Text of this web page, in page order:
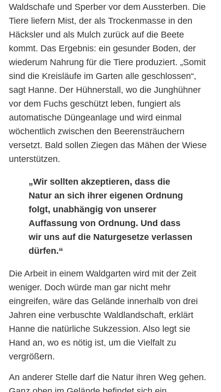
Waldschafe und Sperber vor dem Aussterben. Die
Tiere liefern Mist, der als Trockenmasse in den
Häcksler und als Mulch zurück auf die Beete
kommt. Das Ergebnis: ein gesunder Boden, der
wiederum Nahrung für die Tiere produziert. „Somit
sind die Kreisläufe im Garten alle geschlossen“,
sagt Hanne. Der Hühnerstall, wo die Junghühner
vor dem Fuchs geschützt leben, fungiert als
automatische Düngeanlage und wird einmal
wöchentlich zwischen den Beerensträuchern
versetzt. Bald sollen Ziegen das Mähen der Wiese
unterstützen.
„Wir sollten akzeptieren, dass die
Natur an sich ihrer eigenen Ordnung
folgt, unabhängig von unserer
Auffassung von Ordnung. Und dass
wir uns auf die Naturgesetze verlassen
dürfen.“
Die Arbeit in einem Waldgarten wird mit der Zeit
weniger. Doch würde man gar nicht mehr
eingreifen, wäre das Gelände innerhalb von drei
Jahren eine verbuschte Waldlandschaft, erklärt
Hanne die natürliche Sukzession. Also legt sie
Hand an, wo es nötig ist, um die Vielfalt zu
vergrößern.
An anderer Stelle darf die Natur ihren Weg gehen.